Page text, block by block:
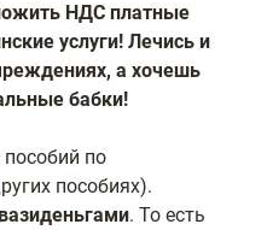
НДС платные
услуги! Лечись и
а хочешь
бабки!
по
пособиях).
. То есть